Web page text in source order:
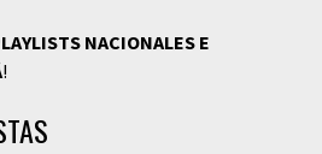
NACIONALES E
!